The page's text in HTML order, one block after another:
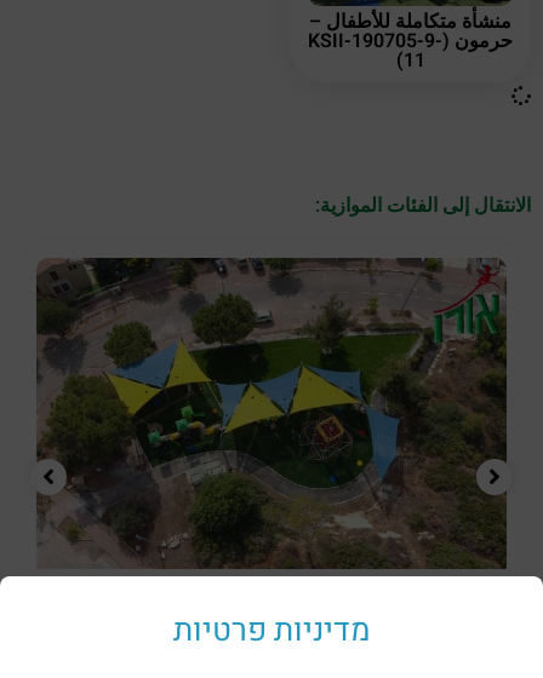
منشأة متكاملة للأطفال –
حرمون (KSII-190705-9-
11)
الانتقال إلى الفئات الموازية:
מדיניות פרטיות